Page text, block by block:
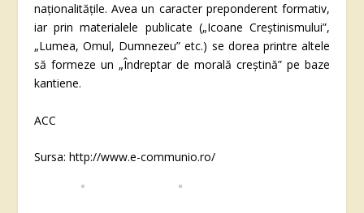
naționalitățile. Avea un caracter preponderent formativ,
iar prin materialele publicate („Icoane Creştinismului”,
„Lumea, Omul, Dumnezeu” etc.) se dorea printre altele
să formeze un „Îndreptar de morală creştină” pe baze
kantiene.
ACC
Sursa: http://www.e-communio.ro/